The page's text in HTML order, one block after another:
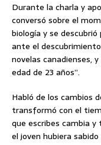
Durante la charla y
conversó sobre el
biología y se
ante el
novelas canadienses,
edad de 23 años”.
Habló de los cambios
transformó con el
que escribes cambia y
el joven hubiera sabido